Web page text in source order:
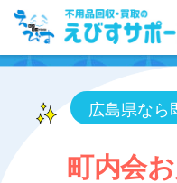
広島県なら
町内会